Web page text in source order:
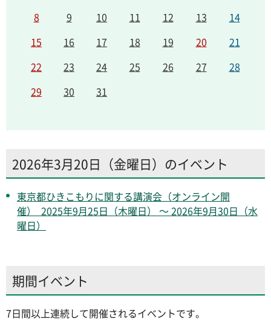
8
9 10 11 12 13
14
15
16 17 18 19 20
21
22
23 24 25 26 27
28
29
30 31
2026年3月20日（金曜日）のイベント
東京都ひきこもりに関する講演会（オンライン開
催） 2025年9月25日（木曜日） ～ 2026年9月30日（水
曜日）
期間イベント
7日間以上連続して開催されるイベントです。